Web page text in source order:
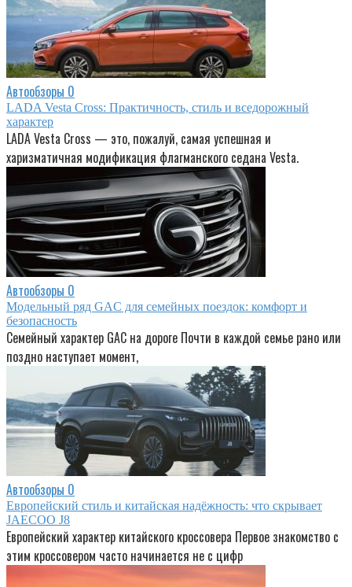
Автообзоры 0
LADA Vesta Cross: Практичность, стиль и вседорожный
характер
LADA Vesta Cross — это, пожалуй, самая успешная и
харизматичная модификация флагманского седана Vesta.
Автообзоры 0
Модельный ряд GAC для семейных поездок: комфорт и
безопасность
Семейный характер GAC на дороге Почти в каждой семье рано или
поздно наступает момент,
Автообзоры 0
Европейский стиль и китайская надёжность: что скрывает
JAECOO J8
Европейский характер китайского кроссовера Первое знакомство с
этим кроссовером часто начинается не с цифр